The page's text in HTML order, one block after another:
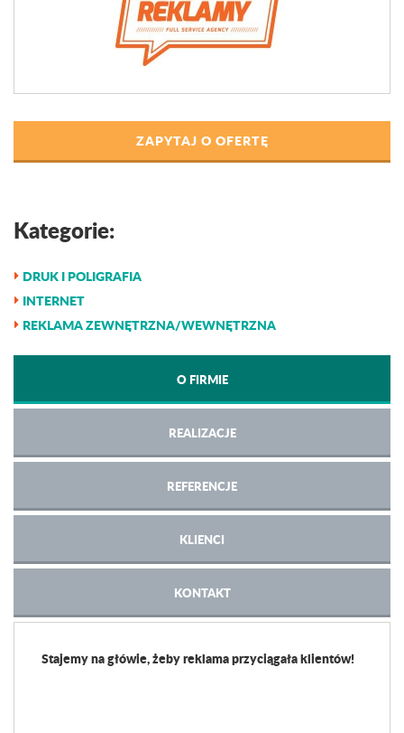
ZAPYTAJ O OFERTĘ
Kategorie:
DRUK I POLIGRAFIA
INTERNET
REKLAMA ZEWNĘTRZNA/WEWNĘTRZNA
O FIRMIE
REALIZACJE
REFERENCJE
KLIENCI
KONTAKT
Stajemy na główie, żeby reklama przyciągała klientów!